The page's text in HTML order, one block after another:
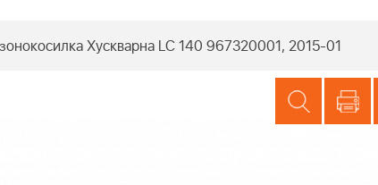
Хускварна LC 140 967320001, 2015-01